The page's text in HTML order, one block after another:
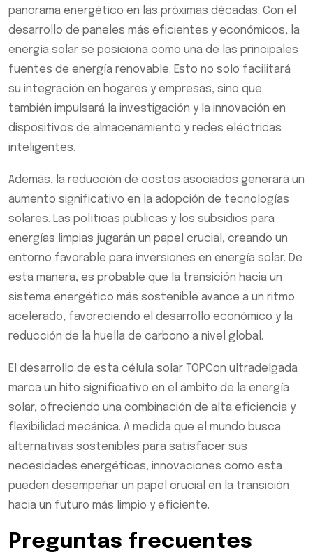
panorama energético en las próximas décadas. Con el
desarrollo de paneles más eficientes y económicos, la
energía solar se posiciona como una de las principales
fuentes de energía renovable. Esto no solo facilitará
su integración en hogares y empresas, sino que
también impulsará la investigación y la innovación en
dispositivos de almacenamiento y redes eléctricas
inteligentes.
Además, la reducción de costos asociados generará un
aumento significativo en la adopción de tecnologías
solares. Las políticas públicas y los subsidios para
energías limpias jugarán un papel crucial, creando un
entorno favorable para inversiones en energía solar. De
esta manera, es probable que la transición hacia un
sistema energético más sostenible avance a un ritmo
acelerado, favoreciendo el desarrollo económico y la
reducción de la huella de carbono a nivel global.
El desarrollo de esta célula solar TOPCon ultradelgada
marca un hito significativo en el ámbito de la energía
solar, ofreciendo una combinación de alta eficiencia y
flexibilidad mecánica. A medida que el mundo busca
alternativas sostenibles para satisfacer sus
necesidades energéticas, innovaciones como esta
pueden desempeñar un papel crucial en la transición
hacia un futuro más limpio y eficiente.
Preguntas frecuentes